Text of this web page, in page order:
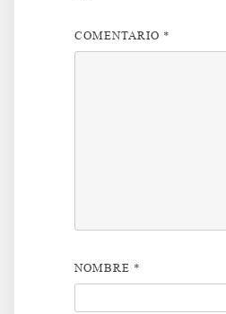
COMENTARIO *
NOMBRE *